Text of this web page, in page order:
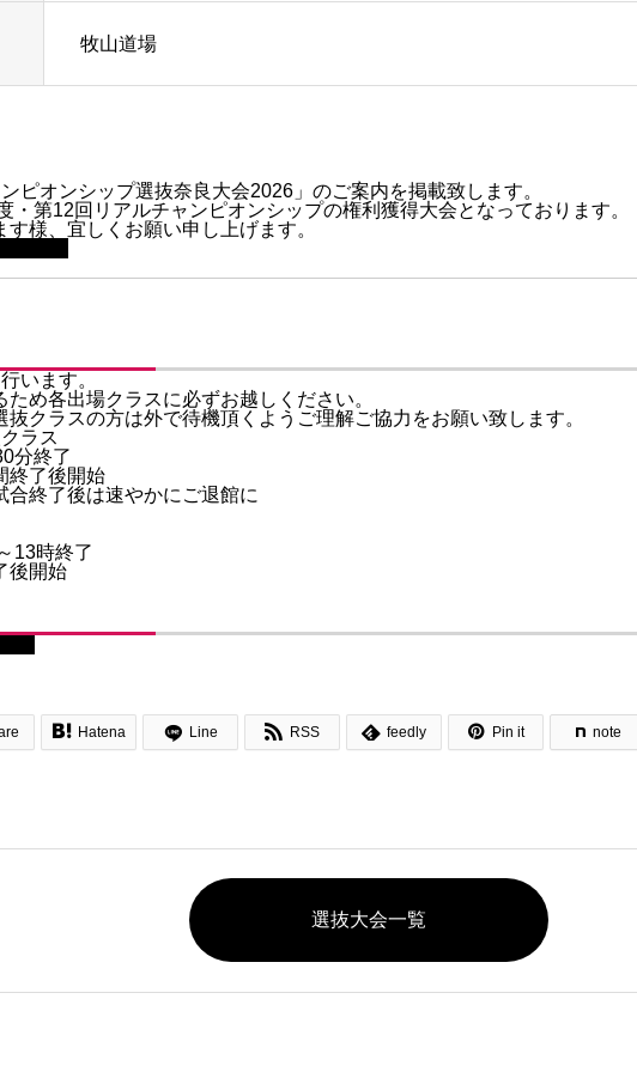
牧山道場
ピオンシップ選抜奈良大会2026」のご案内を掲載致します。
・第12回リアルチャンピオンシップの権利獲得大会となっております。
様、宜しくお願い申し上げます。
います。
め各出場クラスに必ずお越しください。
抜クラスの方は外で待機頂くようご理解ご協力をお願い致します。
ラス
分終了
了後開始
終了後は速やかにご退館に
13時終了
後開始
 Hatena Line  RSS  feedly  Pin it note
選抜大会一覧